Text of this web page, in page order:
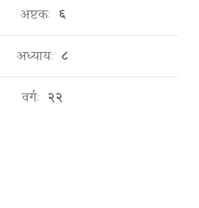
अष्टकः ६
अध्यायः ८
वर्गः २२